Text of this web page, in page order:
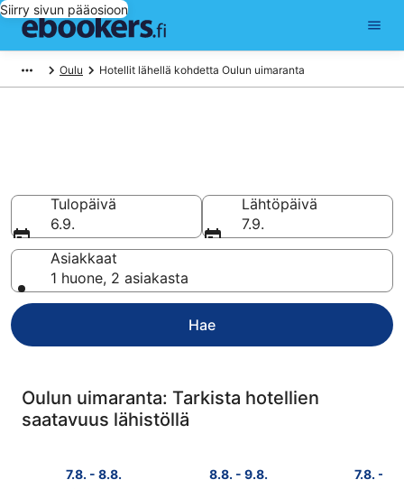
Siirry sivun pääosioon
Oulu Hotellit lähellä kohdetta Oulun uimaranta
Tulopäivä
6.9.
Lähtöpäivä
7.9.
Asiakkaat
1 huone, 2 asiakasta
Hae
Oulun uimaranta: Tarkista hotellien
saatavuus lähistöllä
7.8. - 8.8.
8.8. - 9.8.
7.8. -